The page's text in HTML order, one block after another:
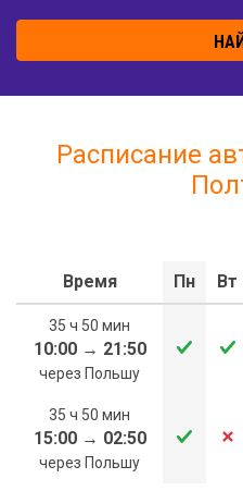
Расписание
Время Пн Вт
35 ч 50 мин
10:00→ 21:50
через Польшу
35 ч 50 мин
15:00→ 02:50
через Польшу